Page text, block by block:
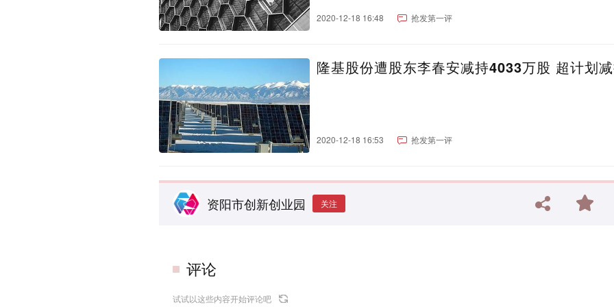
2020-12-18 16:48 抢发第一评
隆基股份遭股东李春安减持4033万股 超计划
2020-12-18 16:53 抢发第一评
资阳市创新创业园 关注
评论
试试以这些内容开始评论吧